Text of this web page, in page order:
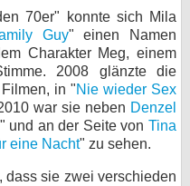
70er" konnte sich Mila
Guy" einen Namen
Charakter Meg, einem
2008 glänzte die
in "Nie wieder Sex
war sie neben Denzel
" und an der Seite vonTina
eine Nacht" zu sehen.
dass sie zwei verschieden
Ansicht